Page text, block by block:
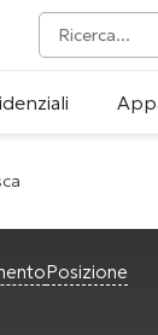
Posizione